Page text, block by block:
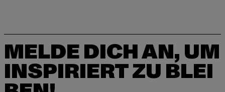
MELDE DICH AN, UM
INSPIRIERT ZU BLEI